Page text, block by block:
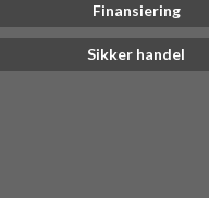
Finansiering
Sikker handel